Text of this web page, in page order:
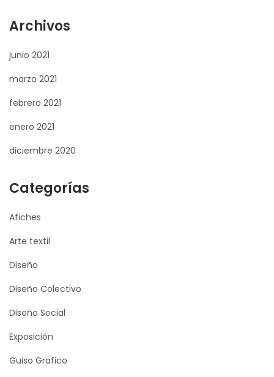
Archivos
junio 2021
marzo 2021
febrero 2021
enero 2021
diciembre 2020
Categorías
Afiches
Arte textil
Diseño
Diseño Colectivo
Diseño Social
Exposición
Guiso Grafico